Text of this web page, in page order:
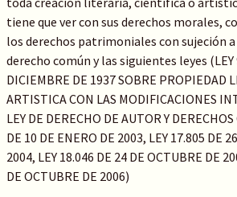
tiene que ver con sus derechos morales,
los derechos patrimoniales con sujeción
derecho común y las siguientes leyes (LEY
DICIEMBRE DE 1937 SOBRE PROPIEDAD
ARTISTICA CON LAS MODIFICACIONES
LEY DE DERECHO DE AUTOR Y
DE 10 DE ENERO DE 2003, LEY 17.805 DE
2004, LEY 18.046 DE 24 DE OCTUBRE DE
DE OCTUBRE DE 2006)